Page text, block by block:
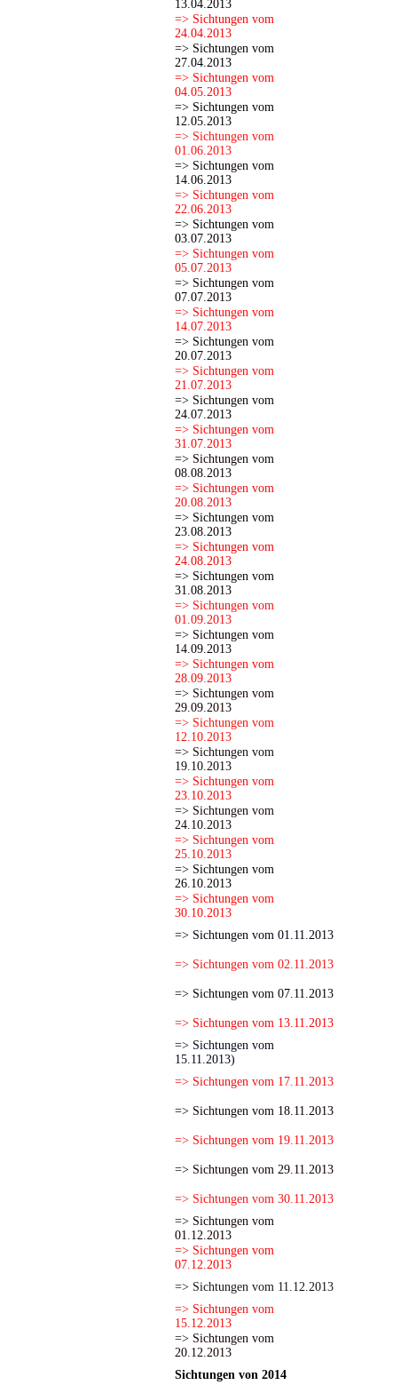
13.04.2013
=> Sichtungen vom
24.04.2013
=> Sichtungen vom
27.04.2013
=> Sichtungen vom
04.05.2013
=> Sichtungen vom
12.05.2013
=> Sichtungen vom
01.06.2013
=> Sichtungen vom
14.06.2013
=> Sichtungen vom
22.06.2013
=> Sichtungen vom
03.07.2013
=> Sichtungen vom
05.07.2013
=> Sichtungen vom
07.07.2013
=> Sichtungen vom
14.07.2013
=> Sichtungen vom
20.07.2013
=> Sichtungen vom
21.07.2013
=> Sichtungen vom
24.07.2013
=> Sichtungen vom
31.07.2013
=> Sichtungen vom
08.08.2013
=> Sichtungen vom
20.08.2013
=> Sichtungen vom
23.08.2013
=> Sichtungen vom
24.08.2013
=> Sichtungen vom
31.08.2013
=> Sichtungen vom
01.09.2013
=> Sichtungen vom
14.09.2013
=> Sichtungen vom
28.09.2013
=> Sichtungen vom
29.09.2013
=> Sichtungen vom
12.10.2013
=> Sichtungen vom
19.10.2013
=> Sichtungen vom
23.10.2013
=> Sichtungen vom
24.10.2013
=> Sichtungen vom
25.10.2013
=> Sichtungen vom
26.10.2013
=> Sichtungen vom
30.10.2013
=> Sichtungen vom 01.11.2013
=> Sichtungen vom 02.11.2013
=> Sichtungen vom 07.11.2013
=> Sichtungen vom 13.11.2013
=> Sichtungen vom
15.11.2013)
=> Sichtungen vom 17.11.2013
=> Sichtungen vom 18.11.2013
=> Sichtungen vom 19.11.2013
=> Sichtungen vom 29.11.2013
=> Sichtungen vom 30.11.2013
=> Sichtungen vom
01.12.2013
=> Sichtungen vom
07.12.2013
=> Sichtungen vom 11.12.2013
=> Sichtungen vom
15.12.2013
=> Sichtungen vom
20.12.2013
Sichtungen von 2014